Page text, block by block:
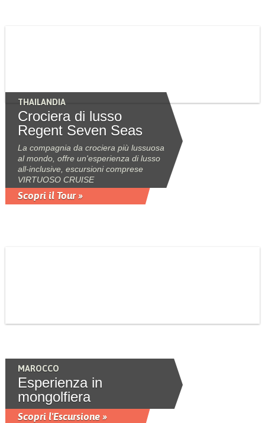
THAILANDIA
Crociera di lusso
Regent Seven Seas
La compagnia da crociera più lussuosa
al mondo, offre un'esperienza di lusso
all-inclusive, escursioni comprese
VIRTUOSO CRUISE
Scopri il Tour »
MAROCCO
Esperienza in
mongolfiera
Scopri l'Escursione »